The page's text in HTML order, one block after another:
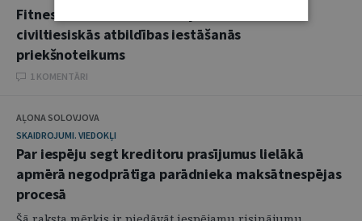
Fitnesa trenera neattaisnojama darbība kā
civiltiesiskās atbildības iestāšanās
priekšnoteikums
1 KOMENTĀRI
AĻONA SOLOVJOVA
SKAIDROJUMI. VIEDOKĻI
Par iespēju segt kreditoru prasījumus lielākā
apmērā negodprātīga parādnieka maksātnespējas
procesā